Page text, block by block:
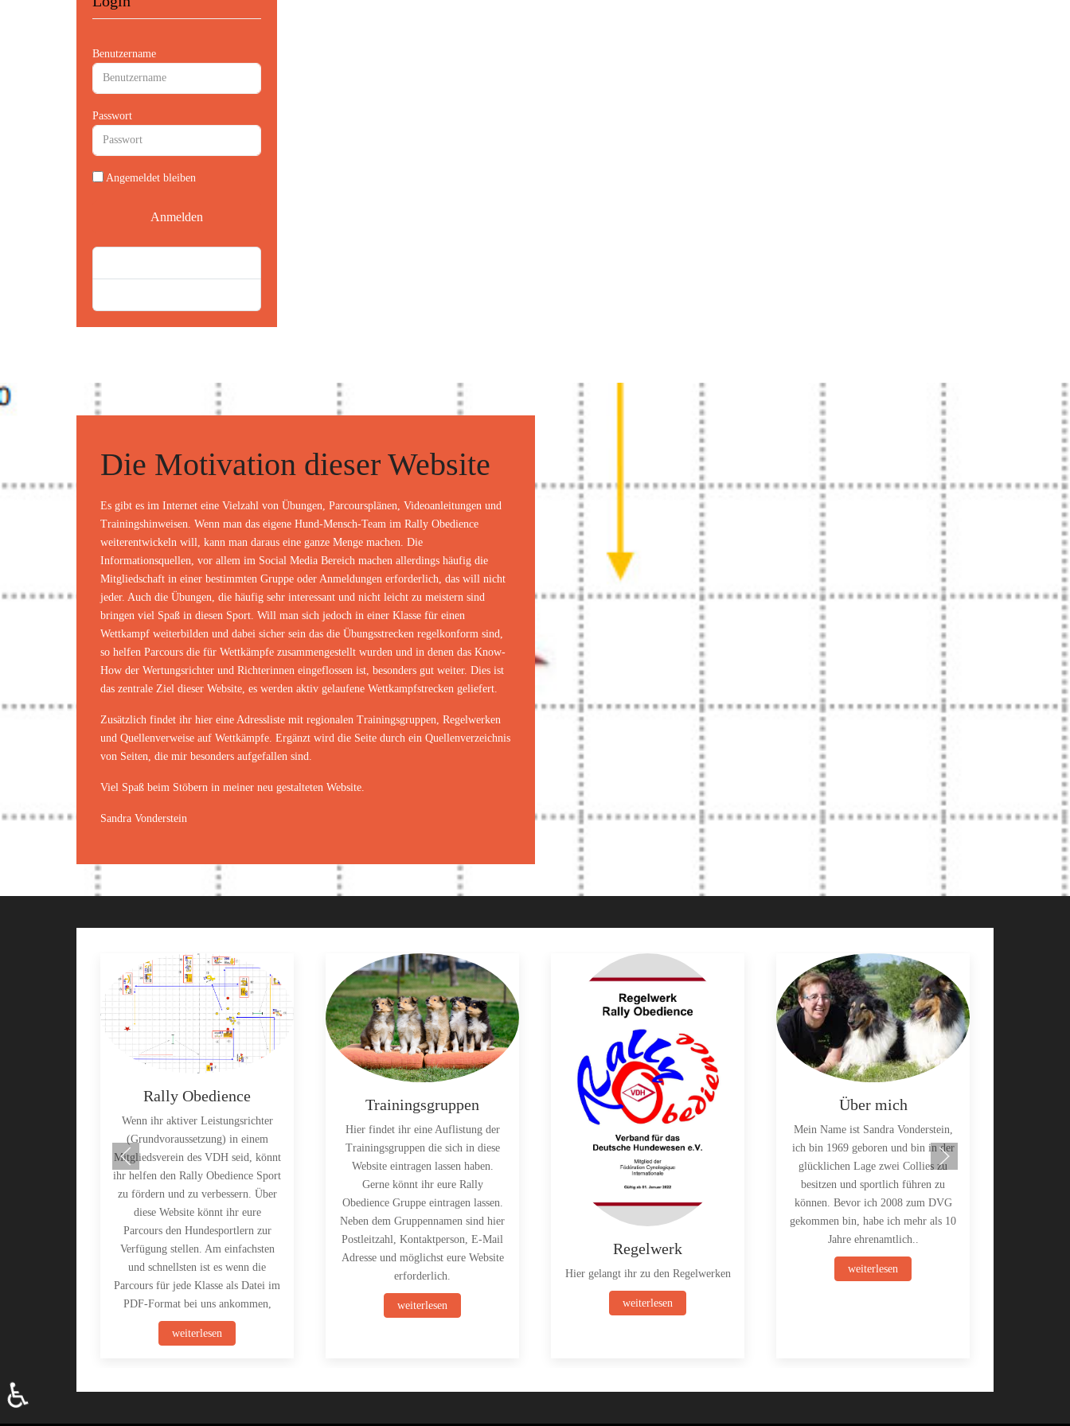
Benutzername
Passwort
Angemeldet bleiben
Anmelden
Die Motivation dieser Website
Es gibt es im Internet eine Vielzahl von Übungen, Parcoursplänen, Videoanleitungen und
Trainingshinweisen. Wenn man das eigene Hund-Mensch-Team im Rally Obedience
weiterentwickeln will, kann man daraus eine ganze Menge machen. Die
Informationsquellen, vor allem im Social Media Bereich machen allerdings häufig die
Mitgliedschaft in einer bestimmten Gruppe oder Anmeldungen erforderlich, das will nicht
jeder. Auch die Übungen, die häufig sehr interessant und nicht leicht zu meistern sind
bringen viel Spaß in diesen Sport. Will man sich jedoch in einer Klasse für einen
Wettkampf weiterbilden und dabei sicher sein das die Übungsstrecken regelkonform sind,
so helfen Parcours die für Wettkämpfe zusammengestellt wurden und in denen das Know-
How der Wertungsrichter und Richterinnen eingeflossen ist, besonders gut weiter. Dies ist
das zentrale Ziel dieser Website, es werden aktiv gelaufene Wettkampfstrecken geliefert.
Zusätzlich findet ihr hier eine Adressliste mit regionalen Trainingsgruppen, Regelwerken
und Quellenverweise auf Wettkämpfe. Ergänzt wird die Seite durch ein Quellenverzeichnis
von Seiten, die mir besonders aufgefallen sind.
Viel Spaß beim Stöbern in meiner neu gestalteten Website.
Sandra Vonderstein
Rally Obedience
Wenn ihr aktiver Leistungsrichter
(Grundvoraussetzung) in einem
Mitgliedsverein des VDH seid, könnt
ihr helfen den Rally Obedience Sport
zu fördern und zu verbessern. Über
diese Website könnt ihr eure
Parcours den Hundesportlern zur
Verfügung stellen. Am einfachsten
und schnellsten ist es wenn die
Parcours für jede Klasse als Datei im
PDF-Format bei uns ankommen,
weiterlesen
Trainingsgruppen
Hier findet ihr eine Auflistung der
Trainingsgruppen die sich in diese
Website eintragen lassen haben.
Gerne könnt ihr eure Rally
Obedience Gruppe eintragen lassen.
Neben dem Gruppennamen sind hier
Postleitzahl, Kontaktperson, E-Mail
Adresse und möglichst eure Website
erforderlich.
weiterlesen
Regelwerk
Hier gelangt ihr zu den Regelwerken
weiterlesen
Über mich
Mein Name ist Sandra Vonderstein,
ich bin 1969 geboren und bin in der
glücklichen Lage zwei Collies zu
besitzen und sportlich führen zu
können. Bevor ich 2008 zum DVG
gekommen bin, habe ich mehr als 10
Jahre ehrenamtlich..
weiterlesen